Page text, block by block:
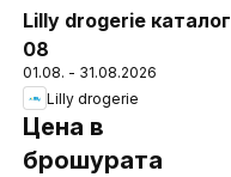
Lilly drogerie каталог
08
01.08. - 31.08.2026
Lilly drogerie
Цена в
брошурата